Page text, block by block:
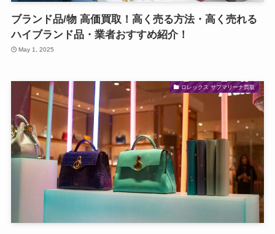
ブランド品/物 高価買取！高く売る方法・高く売れる
ハイブランド品・業者おすすめ紹介！
May 1, 2025
ロレックス サブマリーナ買取